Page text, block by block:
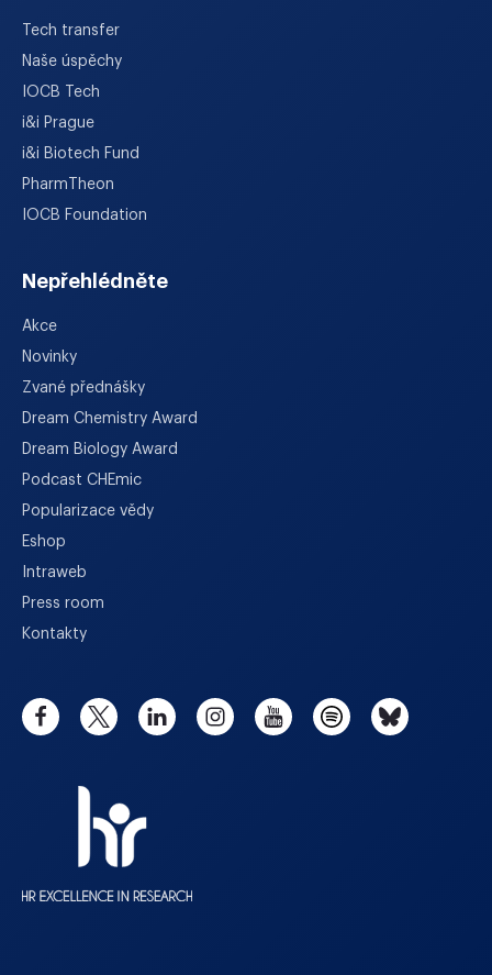
Tech transfer
Naše úspěchy
IOCB Tech
i&i Prague
i&i Biotech Fund
PharmTheon
IOCB Foundation
Nepřehlédněte
Akce
Novinky
Zvané přednášky
Dream Chemistry Award
Dream Biology Award
Podcast CHEmic
Popularizace vědy
Eshop
Intraweb
Press room
Kontakty